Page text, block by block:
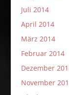
Juli 2014
April 2014
März 2014
Februar 2014
Dezember
November